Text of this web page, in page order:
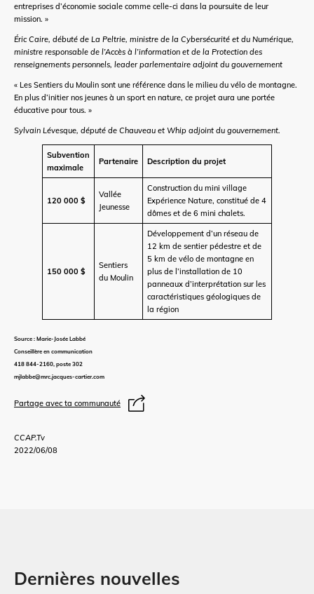
CCAP.Tv
2022/06/08
entreprises d’économie sociale comme celle-ci dans la poursuite de leur
mission. »
Éric Caire, débuté de La Peltrie, ministre de la Cybersécurité et du Numérique,
ministre responsable de l’Accès à l’information et de la Protection des
renseignements personnels, leader parlementaire adjoint du gouvernement
« Les Sentiers du Moulin sont une référence dans le milieu du vélo de montagne.
En plus d’initier nos jeunes à un sport en nature, ce projet aura une portée
éducative pour tous. »
Sylvain Lévesque, député de Chauveau et Whip adjoint du gouvernement.
Subvention
maximale
Partenaire Description du projet
120 000 $
Vallée
Jeunesse
Construction du mini village
Expérience Nature, constitué de 4
dômes et de 6 mini chalets.
150 000 $
Sentiers
du Moulin
Développement d’un réseau de
12 km de sentier pédestre et de
5 km de vélo de montagne en
plus de l’installation de 10
panneaux d’interprétation sur les
caractéristiques géologiques de
la région
Source : Marie-Josée Labbé
Conseillère en communication
418 844-2160, poste 302
mjlabbe@mrc.jacques-cartier.com
Partage avec ta communauté
Dernières nouvelles